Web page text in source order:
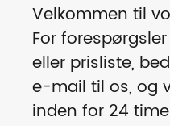
Velkommen til
For
eller prisliste,
e-mail til os, og
inden for 24